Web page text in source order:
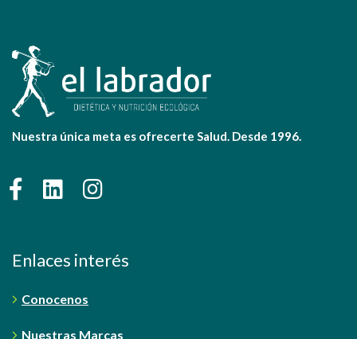
Nuestra única meta es ofrecerte Salud. Desde 1996.
Enlaces interés
Conocenos
Nuestras Marcas